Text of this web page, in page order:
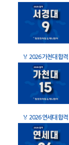
🏅 2026 가천대 합격
🏅 2026 연세대 합격